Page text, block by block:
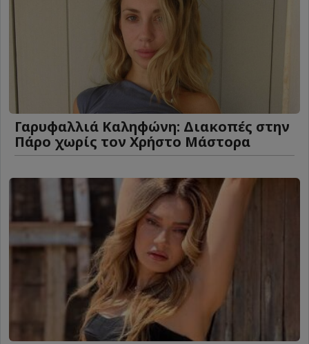
Γαρυφαλλιά Καληφώνη: Διακοπές στην
Πάρο χωρίς τον Χρήστο Μάστορα